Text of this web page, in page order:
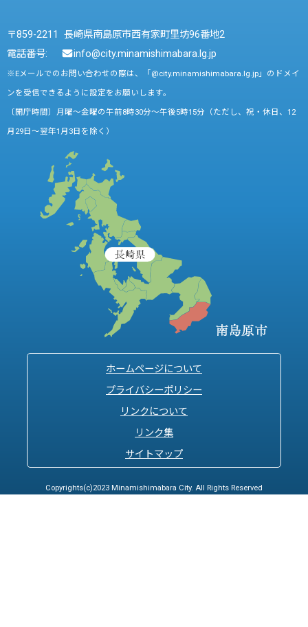
〒859-2211 長崎県南島原市西有家町里坊96番地2
電話番号:
info@city.minamishimabara.lg.jp
※Eメールでのお問い合わせの際は、「@city.minamishimabara.lg.jp」のドメイ
ンを受信できるように設定をお願いします。
〔開庁時間〕月曜～金曜の午前8時30分～午後5時15分（ただし、祝・休日、12
月29日～翌年1月3日を除く）
ホームページについて
プライバシーポリシー
リンクについて
リンク集
サイトマップ
Copyrights(c)2023 Minamishimabara City. All Rights Reserved